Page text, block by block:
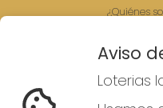
¿Quiénes
Contacto
Empresas
Prensa
Aviso
Loterias